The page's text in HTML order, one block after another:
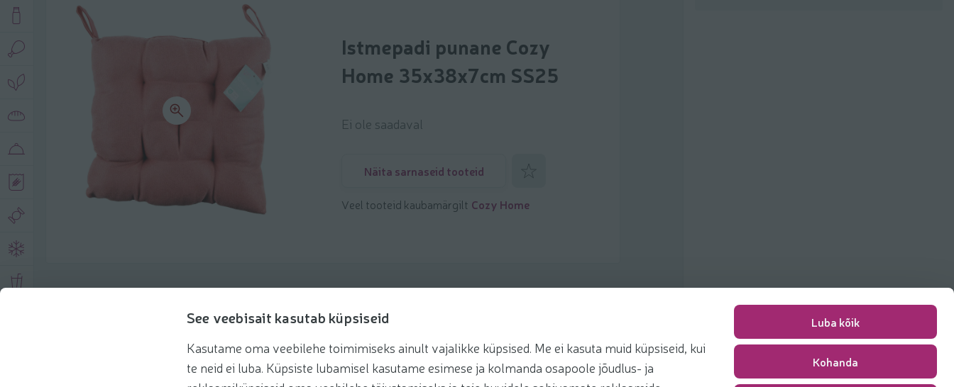
See veebisait kasutab küpsiseid
Kasutame oma veebilehe toimimiseks ainult vajalikke küpsised. Me ei kasuta muid küpsiseid, kui
te neid ei luba. Küpsiste lubamisel kasutame esimese ja kolmanda osapoole jõudlus- ja
Luba kõik
Kohanda
Istmepadi punane Cozy
Home 35x38x7cm SS25
Ei ole saadaval
Näita sarnaseid tooteid
Veel tooteid kaubamärgilt Cozy Home
Soovitatud tooted